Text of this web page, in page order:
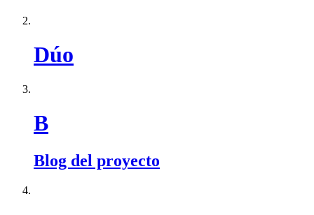
Dúo
B
Blog del proyecto